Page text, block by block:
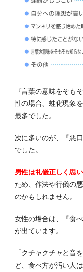
『言葉の意味をそも
性の場合、蛙化現象
最多でした。
次に多いのが、『悪
でした。
男性は礼儀正しく思
ため、作法や行儀の
のかもしれません。
女性の場合は、『食
が出ています。
「クチャクチャと音
ど、食べ方が汚い人